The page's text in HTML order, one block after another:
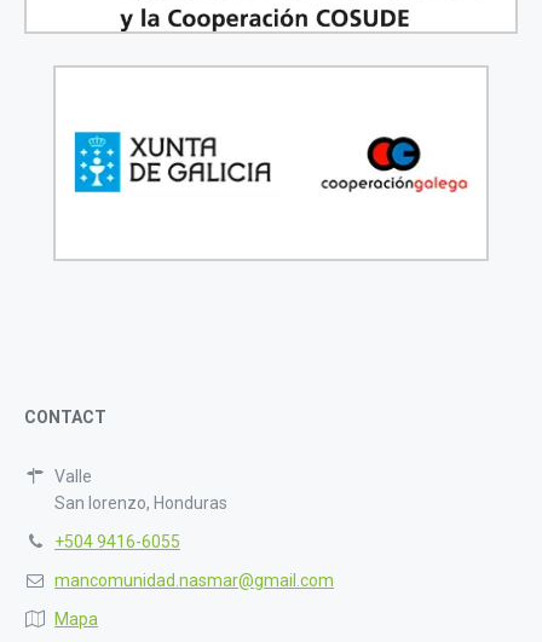
CONTACT
Valle
San lorenzo, Honduras
+504 9416-6055
mancomunidad.nasmar@gmail.com
Mapa